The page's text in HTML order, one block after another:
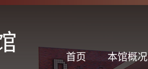
首页 本馆概况